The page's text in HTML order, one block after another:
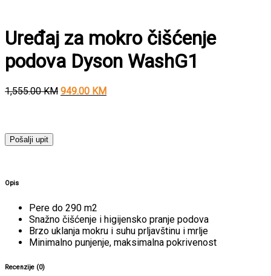
Uređaj za mokro čišćenje
podova Dyson WashG1
1,555.00KM 949.00 KM
Pošalji upit
Opis
Pere do 290 m2
Snažno čišćenje i higijensko pranje podova
Brzo uklanja mokru i suhu prljavštinu i mrlje
Minimalno punjenje, maksimalna pokrivenost
Recenzije (0)